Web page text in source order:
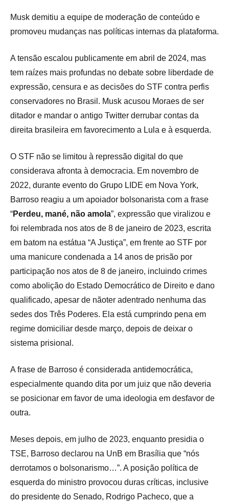
Musk demitiu a equipe de moderação de conteúdo e
promoveu mudanças nas políticas internas da plataforma.
A tensão escalou publicamente em abril de 2024, mas
tem raízes mais profundas no debate sobre liberdade de
expressão, censura e as decisões do STF contra perfis
conservadores no Brasil. Musk acusou Moraes de ser
ditador e mandar o antigo Twitter derrubar contas da
direita brasileira em favorecimento a Lula e à esquerda.
O STF não se limitou à repressão digital do que
considerava afronta à democracia. Em novembro de
2022, durante evento do Grupo LIDE em Nova York,
Barroso reagiu a um apoiador bolsonarista com a frase
“Perdeu, mané, não amola”, expressão que viralizou e
foi relembrada nos atos de 8 de janeiro de 2023, escrita
em batom na estátua “A Justiça”, em frente ao STF por
uma manicure condenada a 14 anos de prisão por
participação nos atos de 8 de janeiro, incluindo crimes
como abolição do Estado Democrático de Direito e dano
qualificado, apesar de nãoter adentrado nenhuma das
sedes dos Três Poderes. Ela está cumprindo pena em
regime domiciliar desde março, depois de deixar o
sistema prisional.
A frase de Barroso é considerada antidemocrática,
especialmente quando dita por um juiz que não deveria
se posicionar em favor de uma ideologia em desfavor de
outra.
Meses depois, em julho de 2023, enquanto presidia o
TSE, Barroso declarou na UnB em Brasília que “nós
derrotamos o bolsonarismo…”. A posição política de
esquerda do ministro provocou duras críticas, inclusive
do presidente do Senado, Rodrigo Pacheco, que a